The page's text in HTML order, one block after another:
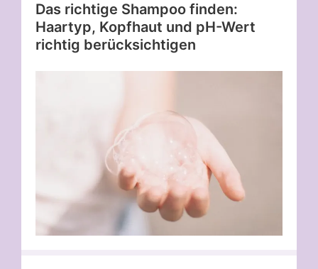
Das richtige Shampoo finden:
Haartyp, Kopfhaut und pH-Wert
richtig berücksichtigen